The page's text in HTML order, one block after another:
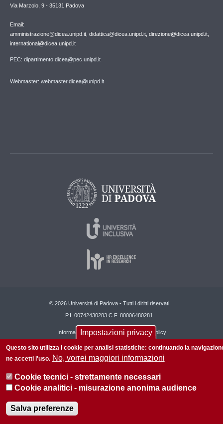
Via Marzolo, 9 - 35131 Padova
Email:
amministrazione@dicea.unipd.it, didattica@dicea.unipd.it, direzione@dicea.unipd.it,
international@dicea.unipd.it
PEC: dipartimento.dicea@pec.unipd.it
Webmaster: webmaster.dicea@unipd.it
© 2026 Università di Padova - Tutti i diritti riservati
P.I. 00742430283 C.F. 80006480281
Informazioni su questo sito Privacy policy
Impostazioni privacy
Questo sito utilizza i cookie per analisi statistiche: continuando la
ne accetti l'uso. No, vorrei maggiori informazioni
Cookie tecnici - strettamente necessari
Cookie analitici - misurazione anonima audience
Salva preferenze